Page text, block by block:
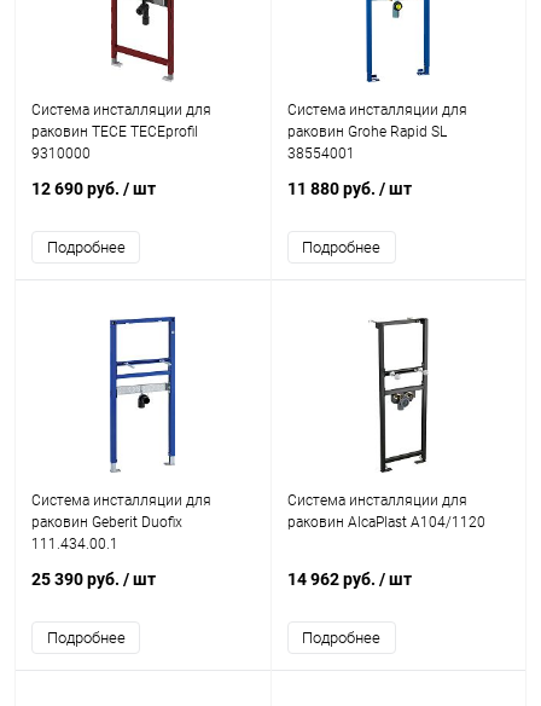
Система инсталляции для
раковин TECE TECEprofil
9310000
12 690 руб. / шт
Подробнее
Система инсталляции для
раковин Grohe Rapid SL
38554001
11 880 руб. / шт
Подробнее
Система инсталляции для
раковин Geberit Duofix
111.434.00.1
25 390 руб. / шт
Подробнее
Система инсталляции для
раковин AlcaPlast A104/1120
14 962 руб. / шт
Подробнее